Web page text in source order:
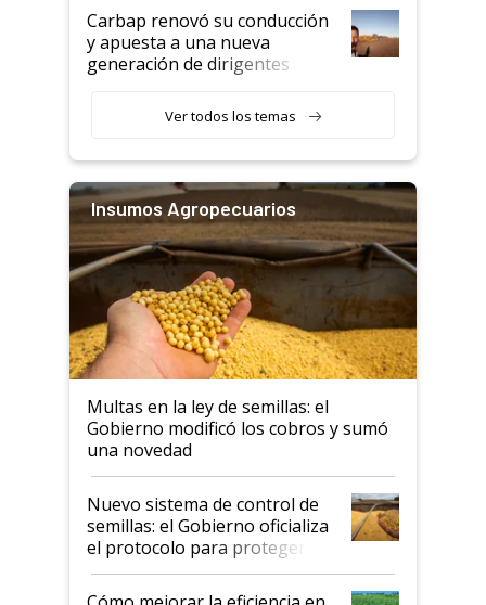
Carbap renovó su conducción
y apuesta a una nueva
generación de dirigentes
Ver todos los temas
Insumos Agropecuarios
Multas en la ley de semillas: el
Gobierno modificó los cobros y sumó
una novedad
Nuevo sistema de control de
semillas: el Gobierno oficializa
el protocolo para proteger la
propiedad intelectual